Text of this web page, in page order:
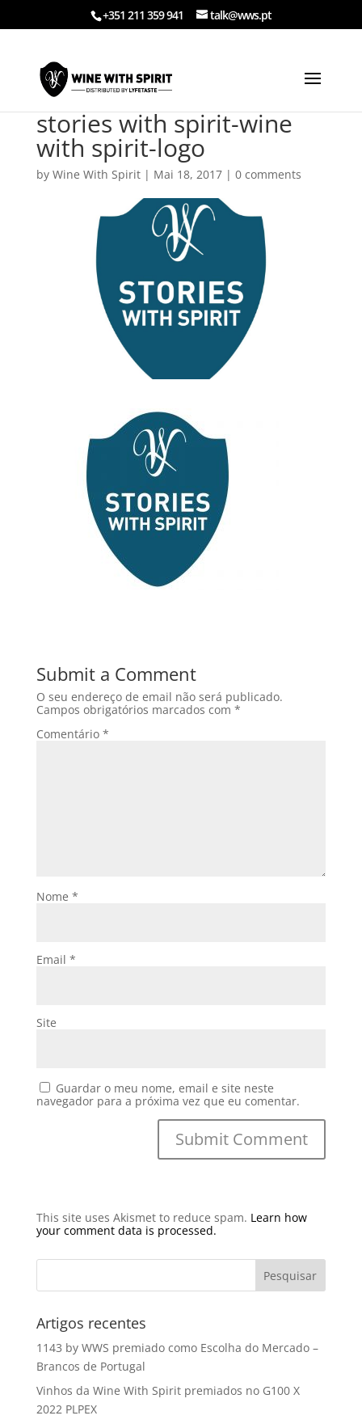
+351 211 359 941 talk@wws.pt
stories with spirit-wine
with spirit-logo
by Wine With Spirit| Mai 18, 2017| 0 comments
Submit a Comment
O seu endereço de email não será publicado.
Campos obrigatórios marcados com *
Comentário *
Nome *
Email *
Site
Guardar o meu nome, email e site neste
navegador para a próxima vez que eu comentar.
This site uses Akismet to reduce spam. Learn how
your comment data is processed.
Artigos recentes
1143 by WWS premiado como Escolha do Mercado –
Brancos de Portugal
Vinhos da Wine With Spirit premiados no G100 X
2022 PLPEX